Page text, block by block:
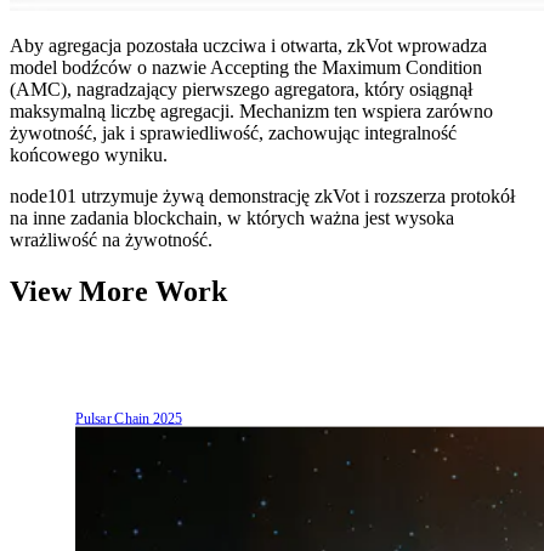
Aby agregacja pozostała uczciwa i otwarta, zkVot wprowadza
model bodźców o nazwie Accepting the Maximum Condition
(AMC), nagradzający pierwszego agregatora, który osiągnął
maksymalną liczbę agregacji. Mechanizm ten wspiera zarówno
żywotność, jak i sprawiedliwość, zachowując integralność
końcowego wyniku.
node101 utrzymuje żywą demonstrację zkVot i rozszerza protokół
na inne zadania blockchain, w których ważna jest wysoka
wrażliwość na żywotność.
View More Work
Pulsar Chain 2025